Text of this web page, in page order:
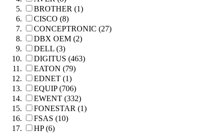
BROTHER (1)
CISCO (8)
CONCEPTRONIC (27)
DBX OEM (2)
DELL (3)
DIGITUS (463)
EATON (79)
EDNET (1)
EQUIP (706)
EWENT (332)
FONESTAR (1)
FSAS (10)
HP (6)